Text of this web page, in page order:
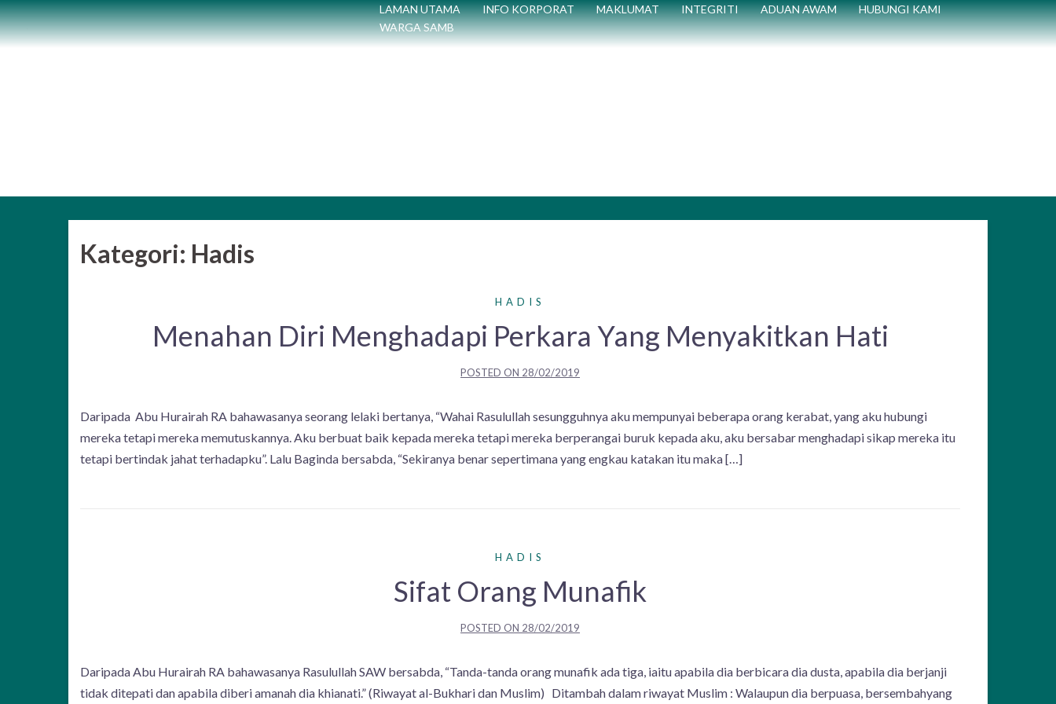
Skip
to
LAMAN UTAMA INFO KORPORAT MAKLUMAT INTEGRITI ADUAN AWAM
HUBUNGI KAMI
WARGA SAMB
Kategori: Hadis
HADIS
Menahan Diri Menghadapi Perkara Yang Menyakitkan Hati
POSTED ON 28/02/2019
Daripada Abu Hurairah RA bahawasanya seorang lelaki bertanya, “Wahai Rasulullah sesungguhnya aku mempunyai beberapa orang kerabat, yang aku hubungi
mereka tetapi mereka memutuskannya. Aku berbuat baik kepada mereka tetapi mereka berperangai buruk kepada aku, aku bersabar menghadapi sikap mereka itu
tetapi bertindak jahat terhadapku”. Lalu Baginda bersabda, “Sekiranya benar sepertimana yang engkau katakan itu maka […]
HADIS
Sifat Orang Munafik
POSTED ON 28/02/2019
Daripada Abu Hurairah RA bahawasanya Rasulullah SAW bersabda, “Tanda-tanda orang munafik ada tiga, iaitu apabila dia berbicara dia dusta, apabila dia berjanji
tidak ditepati dan apabila diberi amanah dia khianati.” (Riwayat al-Bukhari dan Muslim) Ditambah dalam riwayat Muslim : Walaupun dia berpuasa, bersembahyang